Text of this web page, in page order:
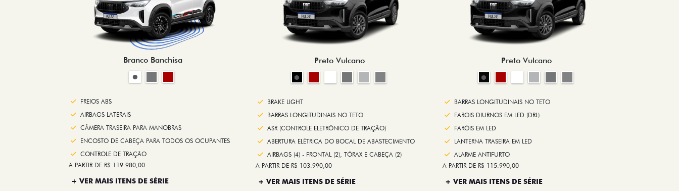
Branco Banchisa
FREIOS ABS
AIRBAGS LATERAIS
CÂMERA TRASEIRA PARA MANOBRAS
ENCOSTO DE CABEÇA PARA TODOS OS OCUPANTES
CONTROLE DE TRAÇÃO
A PARTIR DE R$ 119.980,00
+ VER MAIS ITENS DE SÉRIE
Preto Vulcano
BRAKE LIGHT
BARRAS LONGITUDINAIS NO TETO
ASR (CONTROLE ELETRÔNICO DE TRAÇÃO)
ABERTURA ELÉTRICA DO BOCAL DE ABASTECIMENTO
AIRBAGS (4) - FRONTAL (2), TÓRAX E CABEÇA (2)
A PARTIR DE R$ 103.990,00
+ VER MAIS ITENS DE SÉRIE
Preto Vulcano
BARRAS LONGITUDINAIS NO TETO
FAROIS DIURNOS EM LED (DRL)
FARÓIS EM LED
LANTERNA TRASEIRA EM LED
ALARME ANTIFURTO
A PARTIR DE R$ 115.990,00
+ VER MAIS ITENS DE SÉRIE